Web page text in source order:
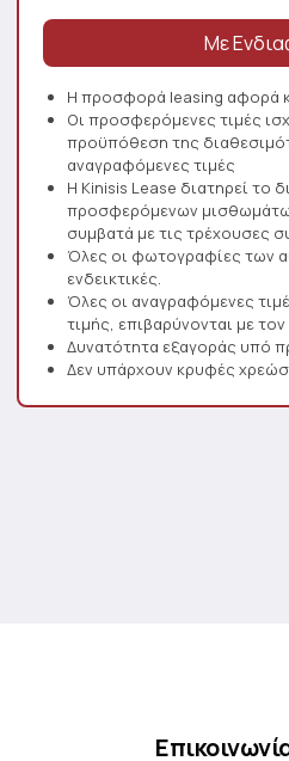
Η προσφορά leasing αφορά
Οι προσφερόμενες τιμές
προϋπόθεση της
αναγραφόμενες τιμές
Η Kinisis Lease διατηρεί το
προσφερόμενων
συμβατά με τις τρέχουσες
Όλες οι φωτογραφίες των
ενδεικτικές.
Όλες οι αναγραφόμενες
τιμής, επιβαρύνονται με
Δυνατότητα εξαγοράς υπό
Δεν υπάρχουν κρυφές